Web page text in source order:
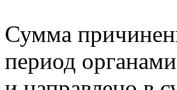
Сумма
период